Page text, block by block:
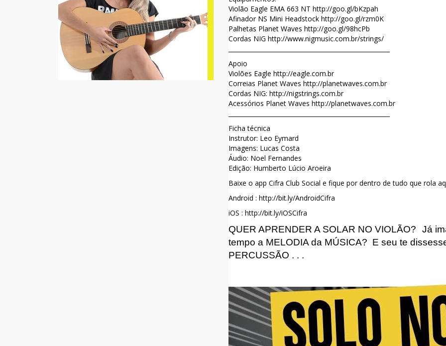
Violão Eagle EMA 663 NT http://goo.gl/bKzpah
Afinador NS Mini Headstock http://goo.gl/rzm0K
Palhetas Planet Waves http://goo.gl/98hcPb
Cordas NIG http://www.nigmusic.com.br/strings/
Apoio
Violões Eagle http://eagle.com.br
Correias Planet Waves http://planetwaves.com.br
Cordas NIG: http://nigstrings.com.br
Acessórios Planet Waves http://planetwaves.com.br
Ficha técnica
Instrutor: Leo Eymard
Imagens: Lucas Costa
Áudio: Noel Fernandes
Edição: Humberto Lúcio Aroeira
Baixe o app Cifra Club Social e fique por dentro de tudo que rola
Android : http://bit.ly/AndroidCifra
iOS : http://bit.ly/iOSCifra
QUER APRENDER A SOLAR NO VIOLÃO?
Já
tempo a MELODIA da MÚSICA? E seu te
PERCUSSÃO . . .